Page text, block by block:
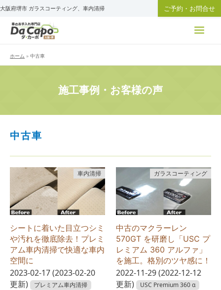
内
ッ
大阪府堺市 ガラスコーティング、車内清掃 ご予約・お問合せ
ホーム » 中古車
施工事例・お客様の声
中古車
シートに着いた目立つシミ
や汚れを徹底除去！プレミ
アム車内清掃で快適な車内
空間に
2023-02-17(2023-02-20
更新)
車内清掃
プレミアム車内清掃
中古のマクラーレン
570GT を研磨し「USC プ
レミアム 360 アルファ」
を施工。格別のツヤ感に！
2022-11-29(2022-12-12
更新)
ガラスコーティング
USC Premium 360 α